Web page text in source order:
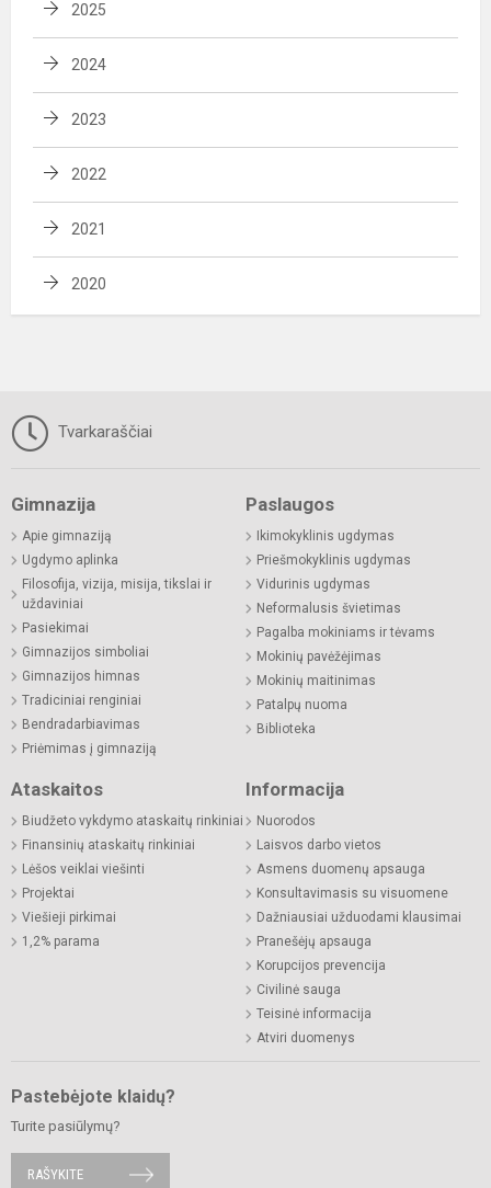
2025
2024
2023
2022
2021
2020
Tvarkaraščiai
Gimnazija
Apie gimnaziją
Ugdymo aplinka
Filosofija, vizija, misija, tikslai ir
uždaviniai
Pasiekimai
Gimnazijos simboliai
Gimnazijos himnas
Tradiciniai renginiai
Bendradarbiavimas
Priėmimas į gimnaziją
Paslaugos
Ikimokyklinis ugdymas
Priešmokyklinis ugdymas
Vidurinis ugdymas
Neformalusis švietimas
Pagalba mokiniams ir tėvams
Mokinių pavėžėjimas
Mokinių maitinimas
Patalpų nuoma
Biblioteka
Ataskaitos
Biudžeto vykdymo ataskaitų rinkiniai
Finansinių ataskaitų rinkiniai
Lėšos veiklai viešinti
Projektai
Viešieji pirkimai
1,2% parama
Informacija
Nuorodos
Laisvos darbo vietos
Asmens duomenų apsauga
Konsultavimasis su visuomene
Dažniausiai užduodami klausimai
Pranešėjų apsauga
Korupcijos prevencija
Civilinė sauga
Teisinė informacija
Atviri duomenys
Pastebėjote klaidų?
Turite pasiūlymų?
RAŠYKITE